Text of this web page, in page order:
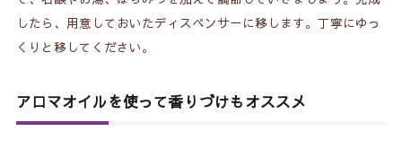
したら、用意しておいたディスペンサーに移します。丁寧にゆっ
くりと移してください。
アロマオイルを使って香りづけもオススメ